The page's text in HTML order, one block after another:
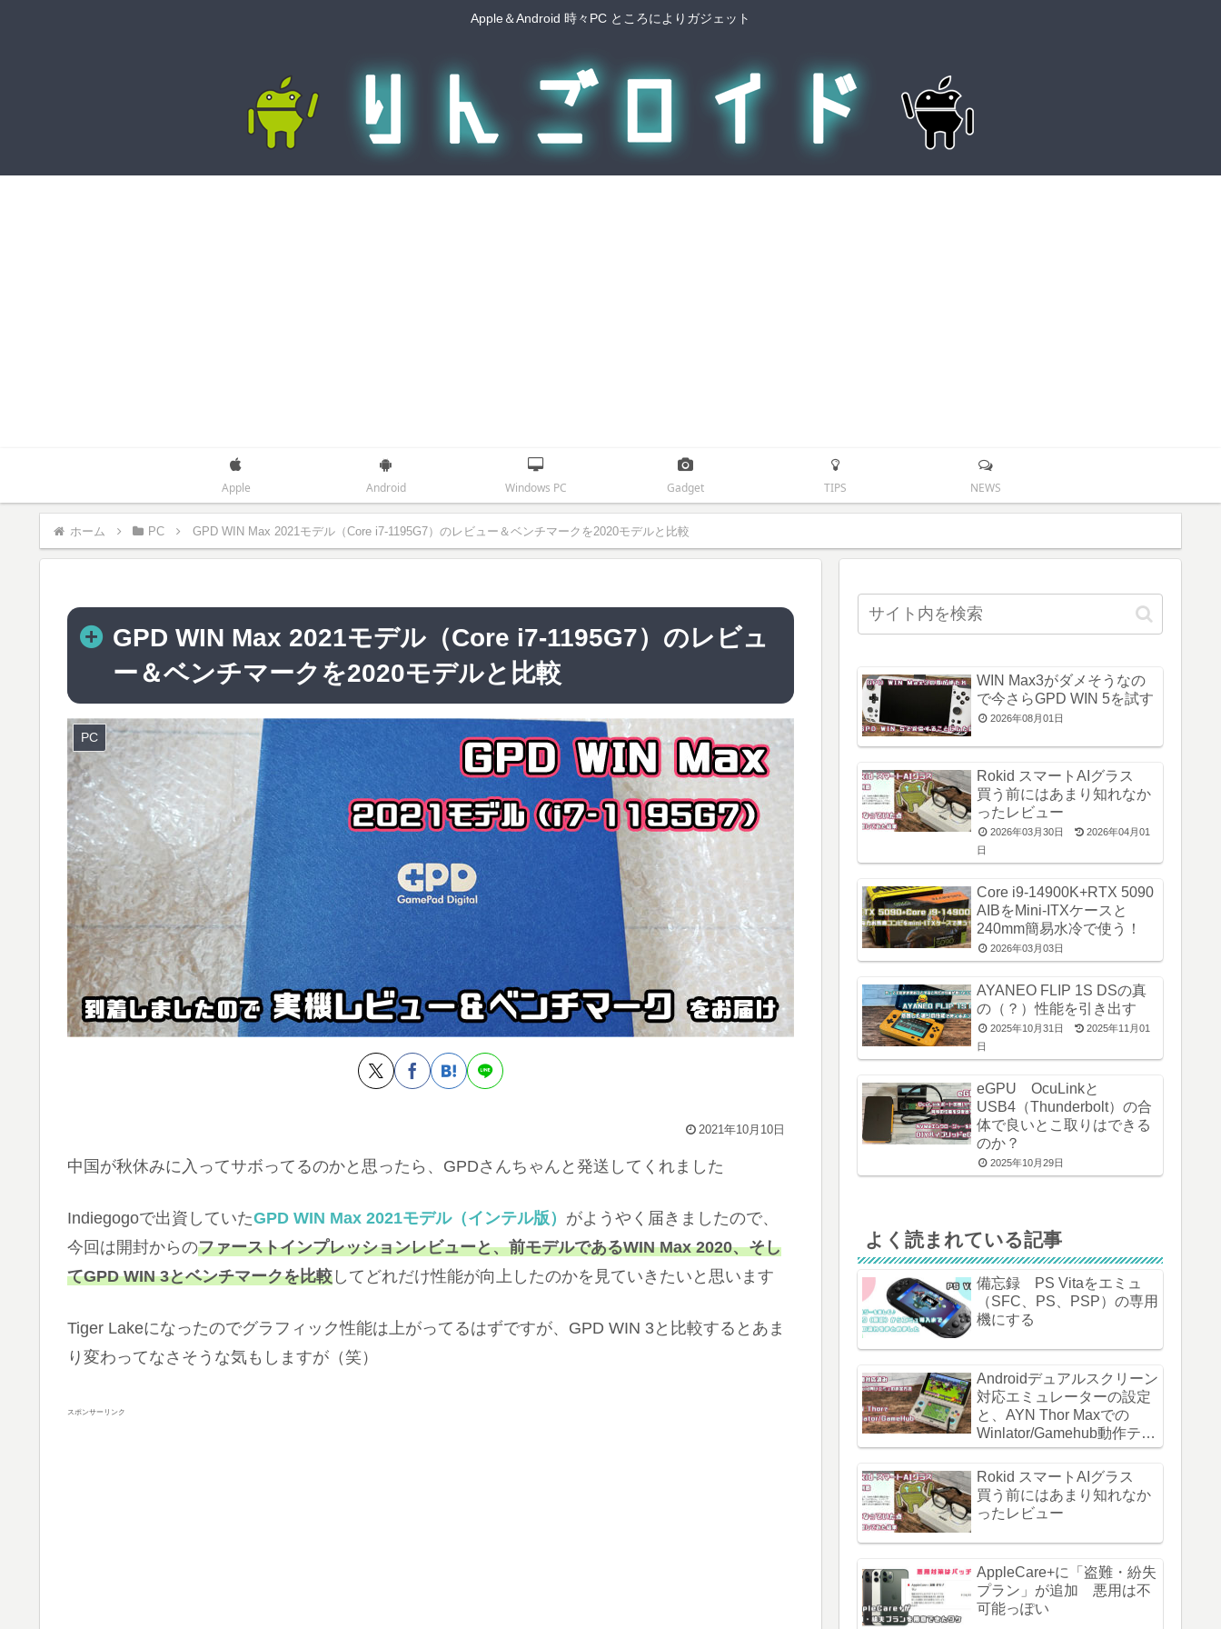
Apple＆Android 時々PC ところによりガジェット
Apple Android Windows PC Gadget TIPS NEWS
ホーム PC GPD WIN Max 2021モデル（Core i7-1195G7）のレビュー＆ベンチマークを2020モデルと比較
GPD WIN Max 2021モデル（Core i7-1195G7）のレビュ
ー＆ベンチマークを2020モデルと比較
PC
2021年10月10日
中国が秋休みに入ってサボってるのかと思ったら、GPDさんちゃんと発送してくれました
Indiegogoで出資していたGPD WIN Max 2021モデル（インテル版） がようやく届きましたので、
今回は開封からのファーストインプレッションレビューと、前モデルであるWIN Max 2020、そし
てGPD WIN 3とベンチマークを比較 してどれだけ性能が向上したのかを見ていきたいと思います
Tiger Lakeになったのでグラフィック性能は上がってるはずですが、GPD WIN 3と比較するとあま
り変わってなさそうな気もしますが（笑）
スポンサーリンク
WIN Max3がダメそうなの
で今さらGPD WIN 5を試す
2026年08月01日
Rokid スマートAIグラス
買う前にはあまり知れなか
ったレビュー
2026年03月30日
2026年04月01
日
Core i9-14900K+RTX 5090
AIBをMini-ITXケースと
240mm簡易水冷で使う！
2026年03月03日
AYANEO FLIP 1S DSの真
の（？）性能を引き出す
2025年10月31日
2025年11月01
日
eGPU OcuLinkと
USB4（Thunderbolt）の合
体で良いとこ取りはできる
のか？
2025年10月29日
よく読まれている記事
備忘録 PS Vitaをエミュ
（SFC、PS、PSP）の専用
機にする
Androidデュアルスクリーン
対応エミュレーターの設定
と、AYN Thor Maxでの
Winlator/Gamehub動作テス
ト
Rokid スマートAIグラス
買う前にはあまり知れなか
ったレビュー
AppleCare+に「盗難・紛失
プラン」が追加 悪用は不
可能っぽい